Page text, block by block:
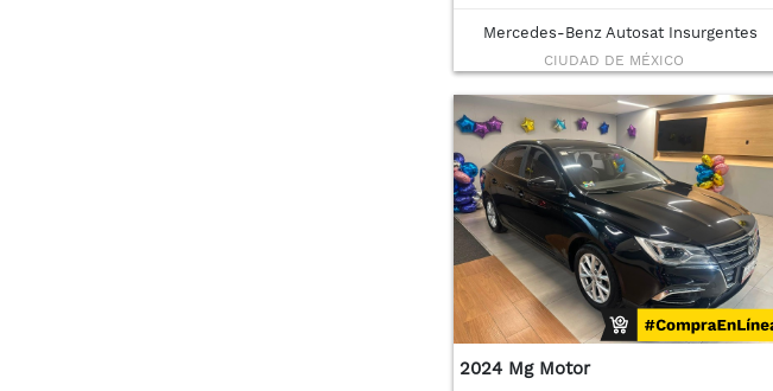
Mercedes-Benz Autosat Insurgentes
CIUDAD DE MÉXICO
2024 Mg Motor